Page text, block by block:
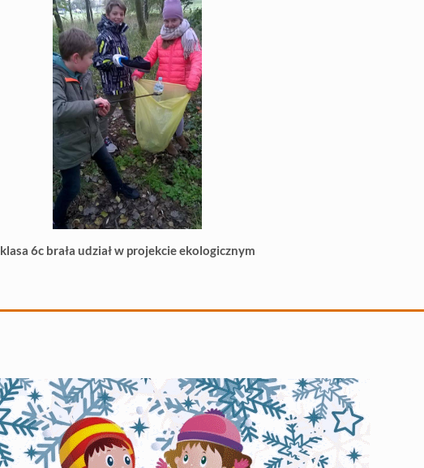
klasa 6c brała udział w projekcie ekologicznym